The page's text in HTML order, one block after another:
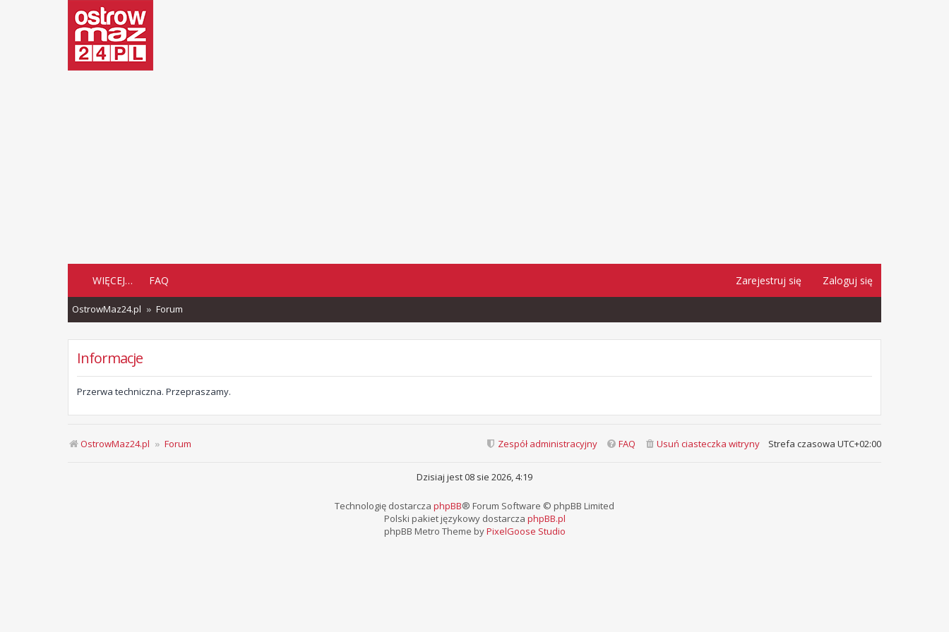
WIĘCEJ… FAQ Zaloguj się
Zarejestruj się
OstrowMaz24.pl Forum
Informacje
Przerwa techniczna. Przepraszamy.
OstrowMaz24.pl Forum Strefa czasowa UTC+02:00
Usuń ciasteczka witryny
FAQ
Zespół administracyjny
Dzisiaj jest 08 sie 2026, 4:19
Technologię dostarcza phpBB® Forum Software © phpBB Limited
Polski pakiet językowy dostarcza phpBB.pl
phpBB Metro Theme byPixelGoose Studio